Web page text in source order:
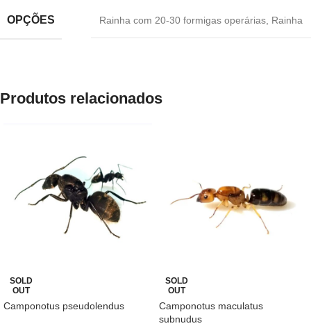
OPÇÕES Rainha com 20-30 formigas operárias Rainha
Produtos relacionados
SOLD
OUT
Camponotus pseudolendus
SOLD
OUT
Camponotus maculatus
subnudus